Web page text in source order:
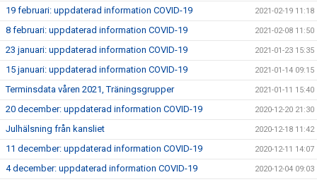
19 februari: uppdaterad information COVID-19 2021-02-19 11:18
8 februari: uppdaterad information COVID-19 2021-02-08 11:50
23 januari: uppdaterad information COVID-19 2021-01-23 15:35
15 januari: uppdaterad information COVID-19 2021-01-14 09:15
Terminsdata våren 2021, Träningsgrupper 2021-01-11 15:40
20 december: uppdaterad information COVID-19 2020-12-20 21:30
Julhälsning från kansliet 2020-12-18 11:42
11 december: uppdaterad information COVID-19 2020-12-11 14:07
4 december: uppdaterad information COVID-19 2020-12-04 09:03